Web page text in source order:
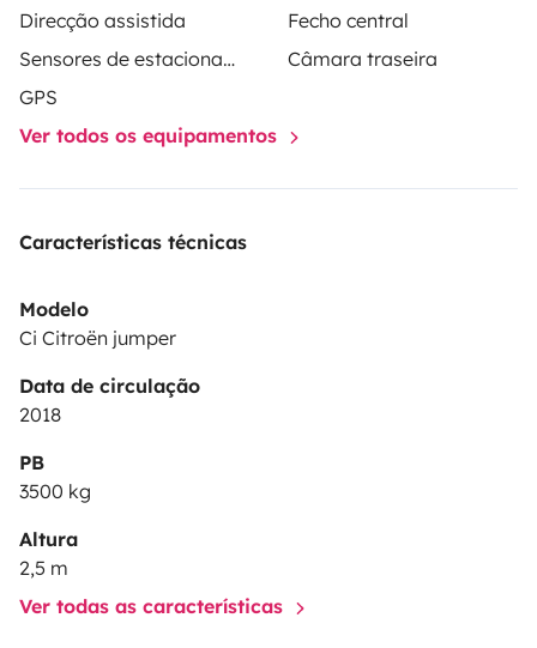
Direcção assistida
Fecho central
Sensores de estacionamento
Câmara traseira
GPS
Ver todos os equipamentos
Características técnicas
Modelo
Ci Citroën jumper
Data de circulação
2018
PB
3500 kg
Altura
2,5 m
Ver todas as características